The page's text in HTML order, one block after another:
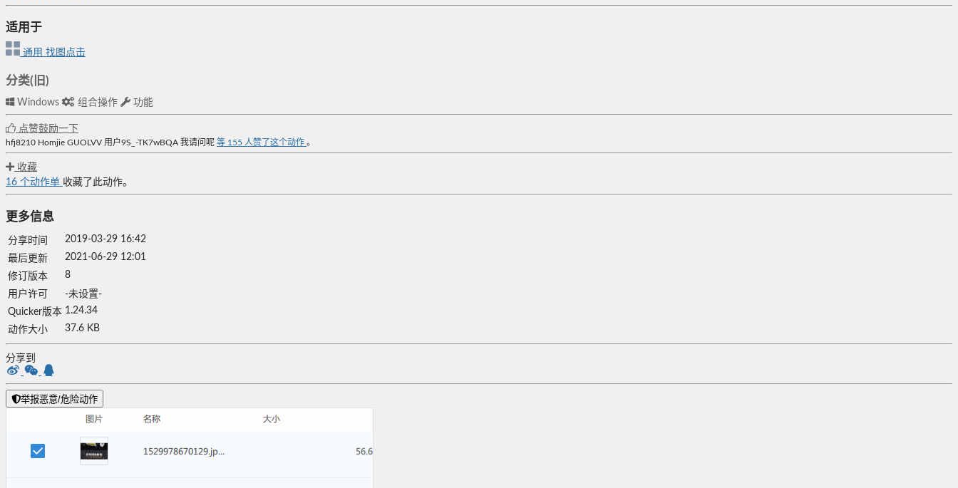
适用于
通用 找图点击
分类(旧)
Windows 组合操作 功能
点赞鼓励一下
hfj8210 Homjie GUOLVV 用户9S_-TK7wBQA 我请问呢 等 155 人赞了这个动作 。
收藏
16 个动作单 收藏了此动作。
更多信息
分享时间
2019-03-29 16:42
最后更新
2021-06-29 12:01
修订版本
8
用户许可
-未设置-
Quicker版本 1.24.34
动作大小
37.6 KB
分享到
举报恶意/危险动作